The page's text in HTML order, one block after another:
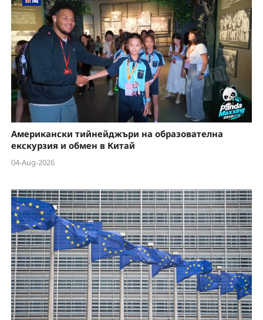
Американски тийнейджъри на образователна
екскурзия и обмен в Китай
04-Aug-2026